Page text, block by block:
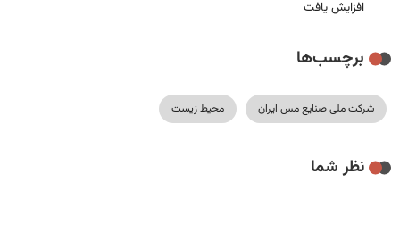
افزایش یافت
برچسب‌ها
شرکت ملی صنایع مس ایران محیط زیست
نظر شما